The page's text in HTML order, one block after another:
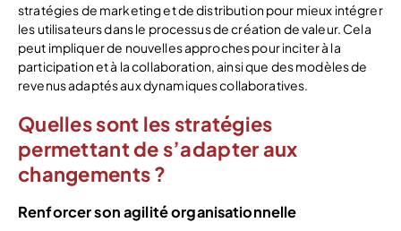
stratégies de marketing et de distribution pour mieux intégrer
les utilisateurs dans le processus de création de valeur. Cela
peut impliquer de nouvelles approches pour inciter à la
participation et à la collaboration, ainsi que des modèles de
revenus adaptés aux dynamiques collaboratives.
Quelles sont les stratégies
permettant de s’adapter aux
changements ?
Renforcer son agilité organisationnelle